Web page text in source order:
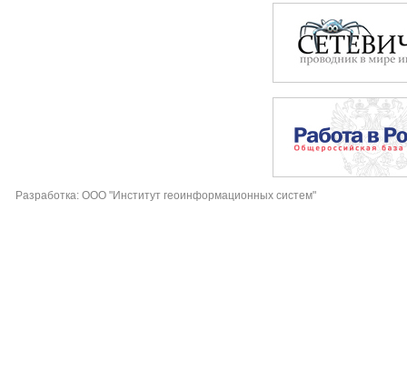
Разработка: ООО "Институт геоинформационных систем"